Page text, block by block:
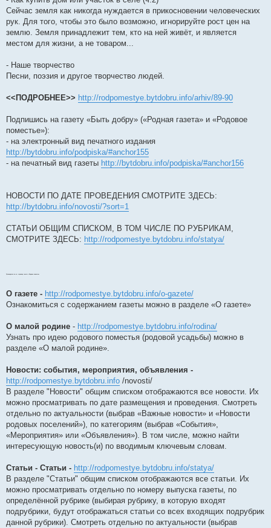
Сейчас земля как никогда нуждается в прикосновении человеческих
рук. Для того, чтобы это было возможно, игнорируйте рост цен на
землю. Земля принадлежит тем, кто на ней живёт, и является
местом для жизни, а не товаром...
- Наше творчество
Песни, поэзия и другое творчество людей.
<<ПОДРОБНЕЕ>> http://rodpomestye.bytdobru.info/arhiv/89-90
Подпишись на газету «Быть добру» («Родная газета» и «Родовое
поместье»):
- на электронный вид печатного издания
http://bytdobru.info/podpiska/#anchor155
- на печатный вид газеты http://bytdobru.info/podpiska/#anchor156
НОВОСТИ ПО ДАТЕ ПРОВЕДЕНИЯ СМОТРИТЕ ЗДЕСЬ:
http://bytdobru.info/novosti/?sort=1
СТАТЬИ ОБЩИМ СПИСКОМ, В ТОМ ЧИСЛЕ ПО РУБРИКАМ,
СМОТРИТЕ ЗДЕСЬ: http://rodpomestye.bytdobru.info/statya/
О газете - http://rodpomestye.bytdobru.info/o-gazete/
Ознакомиться с содержанием газеты можно в разделе «О газете»
О малой родине - http://rodpomestye.bytdobru.info/rodina/
Узнать про идею родового поместья (родовой усадьбы) можно в
разделе «О малой родине».
Новости: события, мероприятия, объявления -
http://rodpomestye.bytdobru.info /novosti/
В разделе "Новости" общим списком отображаются все новости. Их
можно просматривать по дате размещения и проведения. Смотреть
отдельно по актуальности (выбрав «Важные новости» и «Новости
родовых поселений»), по категориям (выбрав «События»,
«Мероприятия» или «Объявления»). В том числе, можно найти
интересующую новость(и) по вводимым ключевым словам.
Статьи - Статьи - http://rodpomestye.bytdobru.info/statya/
В разделе "Статьи" общим списком отображаются все статьи. Их
можно просматривать отдельно по номеру выпуска газеты, по
определённой рубрике (выбирая рубрику, в которую входят
подрубрики, будут отображаться статьи со всех входящих подрубрик
данной рубрики). Смотреть отдельно по актуальности (выбрав